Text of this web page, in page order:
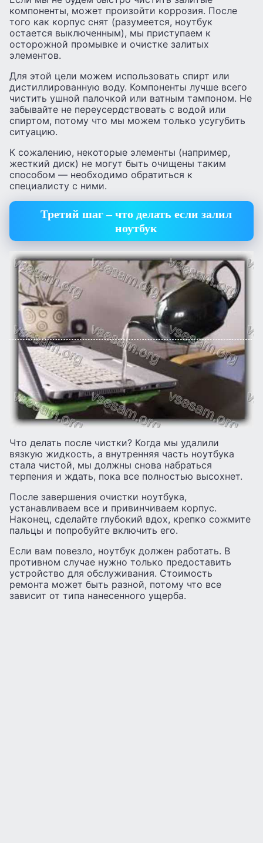
компоненты, может произойти коррозия. После
того как корпус снят (разумеется, ноутбук
остается выключенным), мы приступаем к
осторожной промывке и очистке залитых
элементов.
Для этой цели можем использовать спирт или
дистиллированную воду. Компоненты лучше всего
чистить ушной палочкой или ватным тампоном. Не
забывайте не переусердствовать с водой или
спиртом, потому что мы можем только усугубить
ситуацию.
К сожалению, некоторые элементы (например,
жесткий диск) не могут быть очищены таким
способом — необходимо обратиться к
специалисту с ними.
Третий шаг – что делать если залил
ноутбук
Что делать после чистки? Когда мы удалили
вязкую жидкость, а внутренняя часть ноутбука
стала чистой, мы должны снова набраться
терпения и ждать, пока все полностью высохнет.
После завершения очистки ноутбука,
устанавливаем все и привинчиваем корпус.
Наконец, сделайте глубокий вдох, крепко сожмите
пальцы и попробуйте включить его.
Если вам повезло, ноутбук должен работать. В
противном случае нужно только предоставить
устройство для обслуживания. Стоимость
ремонта может быть разной, потому что все
зависит от типа нанесенного ущерба.